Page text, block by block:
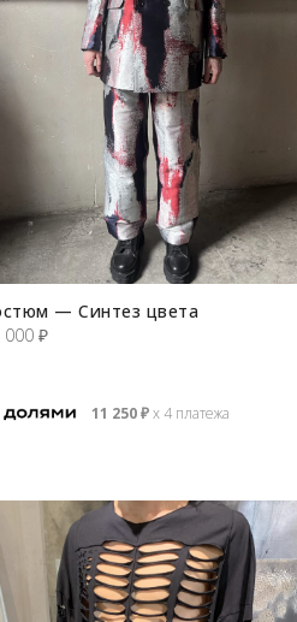
— Синтез цвета
000 ₽
11 250₽х 4 платежа